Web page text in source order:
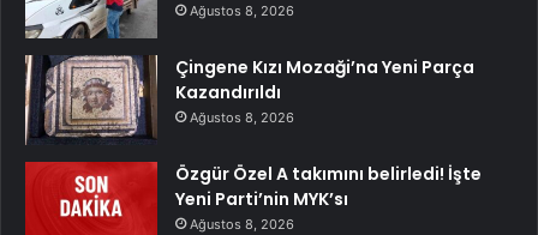
Ağustos 8, 2026
Çingene Kızı Mozaği’na Yeni Parça
Kazandırıldı
Ağustos 8, 2026
Özgür Özel A takımını belirledi! İşte
Yeni Parti’nin MYK’sı
Ağustos 8, 2026